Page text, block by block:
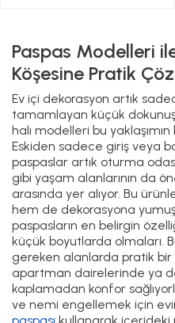
Paspas Modelleri
Köşesine Pratik
Ev içi dekorasyon artık
tamamlayan küçük
halı modelleri bu
Eskiden sadece giriş veya
paspaslar artık oturma
gibi yaşam alanlarının da
arasında yer alıyor. Bu
hem de dekorasyona
paspasların en belirgin
küçük boyutlarda olmaları.
gereken alanlarda pratik
apartman dairelerinde ya
kaplamadan konfor
ve nemi engellemek için